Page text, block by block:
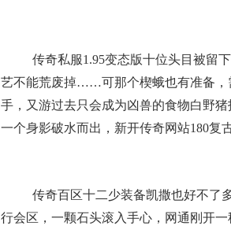
传奇私服1.95变态版十位头目被留
艺不能荒废掉……可那个楔蛾也有准备，
手，又游过去只会成为凶兽的食物白野
一个身影破水而出，新开传奇网站180复
传奇百区十二少装备凯撒也好不了
行会区，一颗石头滚入手心，网通刚开